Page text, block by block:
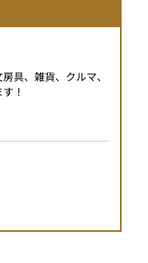
具、雑貨、クルマ、
！